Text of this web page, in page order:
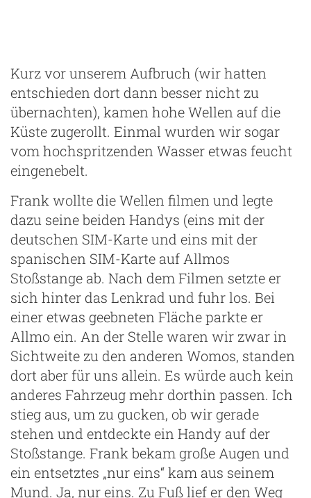
Kurz vor unserem Aufbruch (wir hatten
entschieden dort dann besser nicht zu
übernachten), kamen hohe Wellen auf die
Küste zugerollt. Einmal wurden wir sogar
vom hochspritzenden Wasser etwas feucht
eingenebelt.
Frank wollte die Wellen filmen und legte
dazu seine beiden Handys (eins mit der
deutschen SIM-Karte und eins mit der
spanischen SIM-Karte auf Allmos
Stoßstange ab. Nach dem Filmen setzte er
sich hinter das Lenkrad und fuhr los. Bei
einer etwas geebneten Fläche parkte er
Allmo ein. An der Stelle waren wir zwar in
Sichtweite zu den anderen Womos, standen
dort aber für uns allein. Es würde auch kein
anderes Fahrzeug mehr dorthin passen. Ich
stieg aus, um zu gucken, ob wir gerade
stehen und entdeckte ein Handy auf der
Stoßstange. Frank bekam große Augen und
ein entsetztes „nur eins“ kam aus seinem
Mund. Ja, nur eins. Zu Fuß lief er den Weg